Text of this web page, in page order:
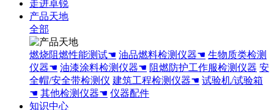
走进卓锐
产品天地
全部
燃烧阻燃性能测试☚ 油品燃料检测仪器☚ 生物质类检测
仪器☚ 油漆涂料检测仪器☚ 阻燃防护工作服检测仪器 安
全帽/安全带检测仪 建筑工程检测仪器☚ 试验机/试验箱
☚ 其他检测仪器☚ 仪器配件
知识中心